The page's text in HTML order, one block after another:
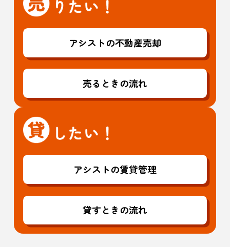
アシストの不動産売却
売るときの流れ
アシストの賃貸管理
貸すときの流れ